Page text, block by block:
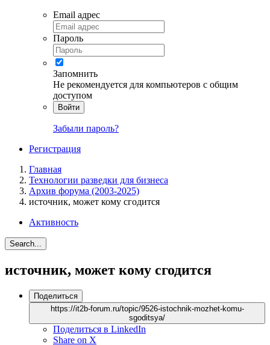
Email адрес
Пароль
Запомнить
Не рекомендуется для компьютеров с общим
доступом
Войти
Забыли пароль?
Регистрация
Главная
Технологии разведки для бизнеса
Архив форума (2003-2025)
источник, может кому сгодится
Активность
Search...
источник, может кому сгодится
Поделиться
https://it2b-forum.ru/topic/9526-istochnik-mozhet-komu-
sgoditsya/
Поделиться в LinkedIn
Share on X